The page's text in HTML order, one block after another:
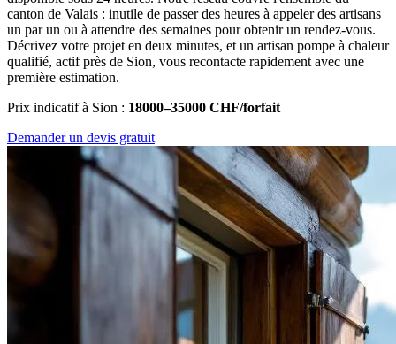
canton de Valais : inutile de passer des heures à appeler des artisans
un par un ou à attendre des semaines pour obtenir un rendez-vous.
Décrivez votre projet en deux minutes, et un artisan pompe à chaleur
qualifié, actif près de Sion, vous recontacte rapidement avec une
première estimation.
Prix indicatif à Sion : 18000–35000 CHF/forfait
Demander un devis gratuit